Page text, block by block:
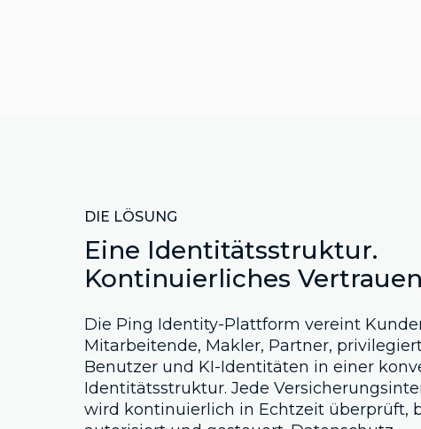
DIE LÖSUNG
Eine Identitätsstruktur.
Kontinuierliches
Die Ping Identity-Plattform vereint
Mitarbeitende, Makler, Partner,
Benutzer und KI-Identitäten in einer
Identitätsstruktur. Jede
wird kontinuierlich in Echtzeit überprüft,